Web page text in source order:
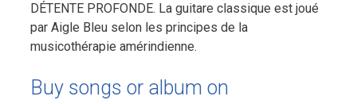
DÉTENTE PROFONDE. La guitare classique est joué
par Aigle Bleu selon les principes de la
musicothérapie amérindienne.
Buy songs or album on